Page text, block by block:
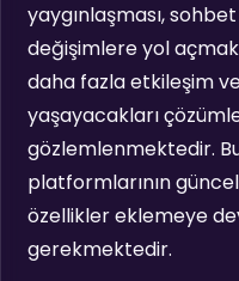
yaygınlaşması,
değişimlere yol
daha fazla etkileşim
yaşayacakları
gözlemlenmektedir.
platformlarının
özellikler eklemeye
gerekmektedir.